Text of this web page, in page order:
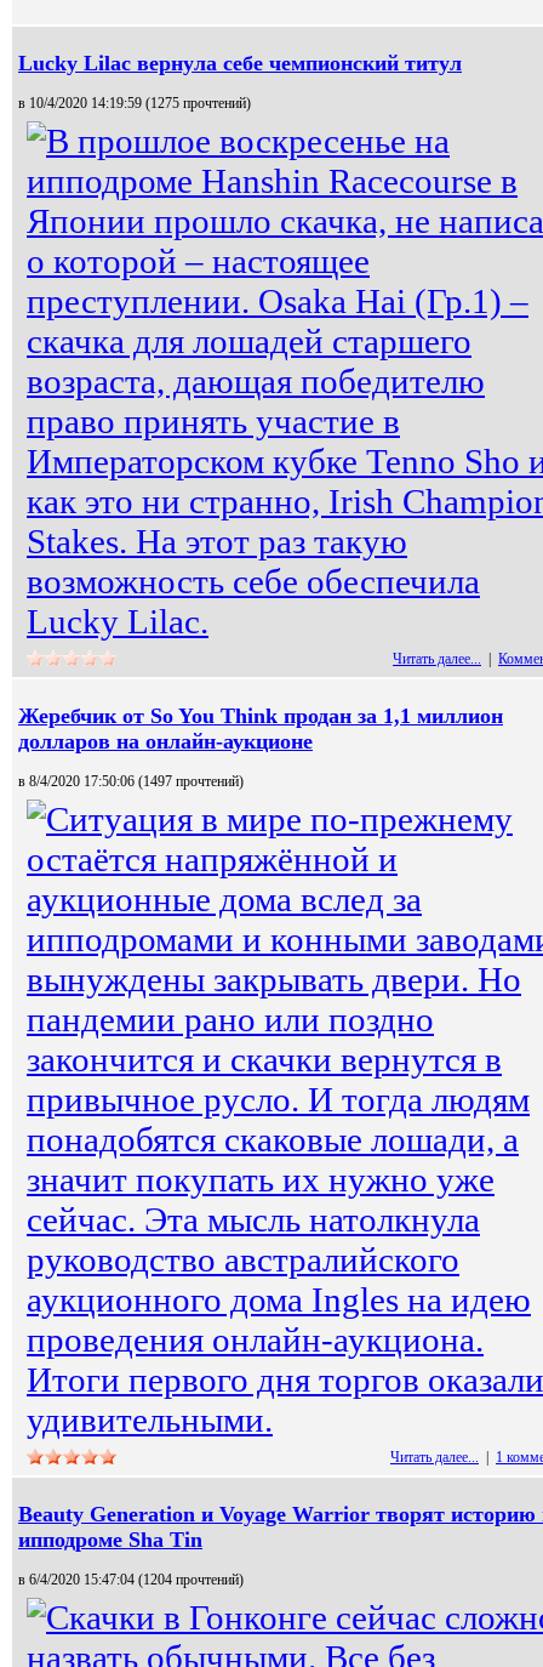
Lucky Lilac вернула себе чемпионский титул
в 10/4/2020 14:19:59 (1275 прочтений)
В прошлое воскресенье на
ипподроме Hanshin Racecourse в
Японии прошло скачка, не
о которой – настоящее
преступлении. Osaka Hai (Гр.1) –
скачка для лошадей старшего
возраста, дающая победителю
право принять участие в
Императорском кубке Tenno Sho
как это ни странно, Irish
Stakes. На этот раз такую
возможность себе обеспечила
Lucky Lilac.
Читать далее... |
Жеребчик от So You Think продан за 1,1 миллион
долларов на онлайн-аукционе
в 8/4/2020 17:50:06 (1497 прочтений)
Ситуация в мире по-прежнему
остаётся напряжённой и
аукционные дома вслед за
ипподромами и конными
вынуждены закрывать двери. Но
пандемии рано или поздно
закончится и скачки вернутся в
привычное русло. И тогда людям
понадобятся скаковые лошади, а
значит покупать их нужно уже
сейчас. Эта мысль натолкнула
руководство австралийского
аукционного дома Ingles на идею
проведения онлайн-аукциона.
Итоги первого дня торгов
удивительными.
Читать далее... | 1
Beauty Generation и Voyage Warrior творят историю
ипподроме Sha Tin
в 6/4/2020 15:47:04 (1204 прочтений)
Скачки в Гонконге сейчас
назвать обычными. Все без